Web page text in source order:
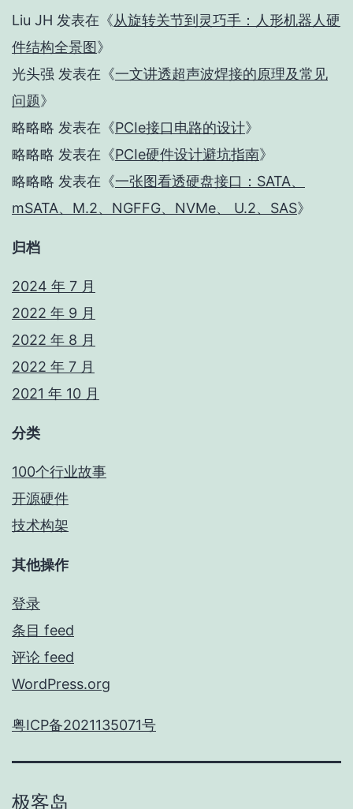
Liu JH 发表在《从旋转关节到灵巧手：人形机器人硬
件结构全景图》
光头强 发表在《一文讲透超声波焊接的原理及常见
问题》
略略略 发表在《PCIe接口电路的设计》
略略略 发表在《PCIe硬件设计避坑指南》
略略略 发表在《一张图看透硬盘接口：SATA、
mSATA、M.2、NGFFG、NVMe、 U.2、SAS》
归档
2024 年 7 月
2022 年 9 月
2022 年 8 月
2022 年 7 月
2021 年 10 月
分类
100个行业故事
开源硬件
技术构架
其他操作
登录
条目 feed
评论 feed
WordPress.org
粤ICP备2021135071号
极客岛